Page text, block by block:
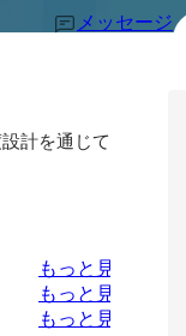
メッセージ
計を通じて
もっと見る
もっと見る
もっと見る